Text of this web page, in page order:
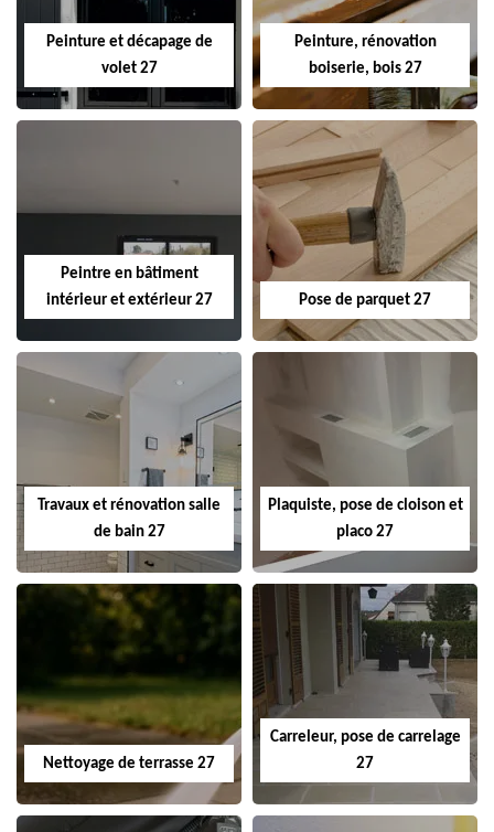
Peinture et décapage de
volet 27
Peinture, rénovation
boiserie, bois 27
Peintre en bâtiment
intérieur et extérieur 27
Pose de parquet 27
Travaux et rénovation salle
de bain 27
Plaquiste, pose de cloison et
placo 27
Nettoyage de terrasse 27
Carreleur, pose de carrelage
27